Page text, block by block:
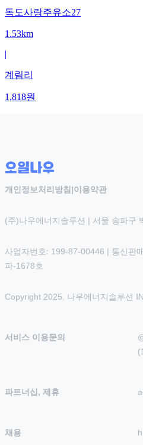
독도사랑주유소27
1.53km
|
계림리
1,818원
개인정보처리방침 |이용약관
(주)나우에너지솔루션 | 서울 송파구
사업자번호: 199-87-00446 | 통신판
파-1678호
Copyright 2025. 나우에너지솔루션
서비스 이용문의
파트너십, 제휴
채용